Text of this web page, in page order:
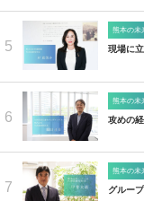
5
熊本の未
現場に
6
熊本の未
攻めの
7
熊本の未
グルー